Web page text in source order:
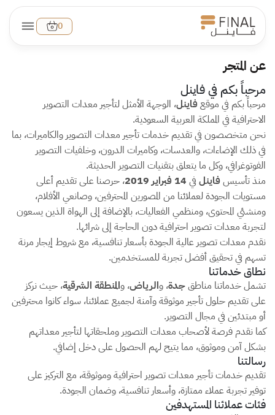
0
عن المتجر
مرحباً بكم في فاينل
مرحباً بكم في موقعفاينل، الوجهة الأمثل لتأجير معدات التصوير
الاحترافية في المملكة العربية السعودية.
نحن متخصصون في تقديم خدمات تأجير معدات التصوير والكاميرات، بما
في ذلك الإضاءات، والعدسات، وكاميرات الدرون، وخلفيات التصوير
الفوتوغرافي، وكل ما يتعلق بتقنيات التصوير الحديثة.
منذ تأسيسفاينل في 14 فبراير 2019
، حرصنا على تقديم أعلى
مستويات الجودة لعملائنا من المصورين المحترفين، وصانعي الأفلام،
ومنشئي المحتوى، ومنظمي الفعاليات، بالإضافة إلى الهواة الذين يسعون
لتجربة معدات تصوير احترافية دون الحاجة إلى شرائها.
نقدم معدات تصوير عالية الجودة بأسعار تنافسية، مع شروط إيجار مرنة
تسهم في تحقيق أفضل تجربة للمستخدمين.
نطاق خدماتنا
تشمل خدماتنا مناطقجدة، والرياض، والمنطقة الشرقية، حيث نركز
على تقديم حلول تأجير موثوقة وآمنة لجميع عملائنا، سواء كانوا محترفين
أو مبتدئين في مجال التصوير.
كما نقدم فرصة لأصحاب معدات التصوير وملحقاتها لتأجير معداتهم
بشكل آمن وموثوق، مما يتيح لهم الحصول على دخل إضافي.
رسالتنا
تقديم خدمات تأجير معدات تصوير احترافية وموثوقة، مع التركيز على
توفير تجربة عملاء ممتازة، وأسعار تنافسية، وضمان الجودة.
فئات عملائنا المستهدفين